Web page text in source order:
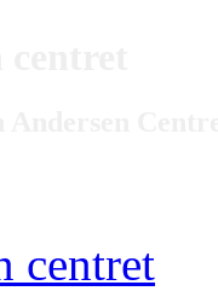
centret